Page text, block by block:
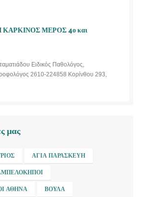
ΚΑΡΚΙΝΟΣ ΜΕΡΟΣ 4ο και
Ειδικός Παθολόγος,
2610-224858 Κορίνθου 293,
μας
ΑΓΊΑ ΠΑΡΑΣΚΕΥΉ
ΑΘΉΝΑ ΒΟΎΛΑ